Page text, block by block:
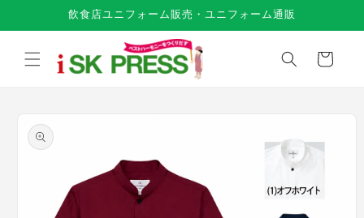
進む
飲食店ユニフォーム販売・ユニフォーム通販
ー
報にス
キップ